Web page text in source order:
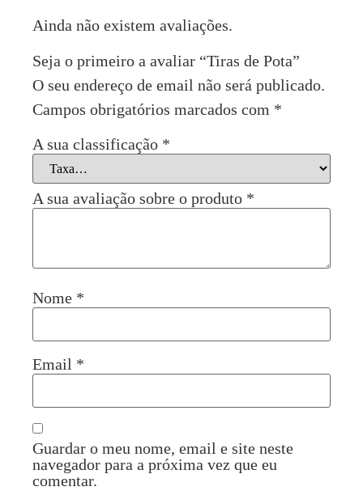
Ainda não existem avaliações.
Seja o primeiro a avaliar “Tiras de Pota”
O seu endereço de email não será publicado.
Campos obrigatórios marcados com *
A sua classificação *
A sua avaliação sobre o produto *
Nome *
Email *
Guardar o meu nome, email e site neste
navegador para a próxima vez que eu
comentar.